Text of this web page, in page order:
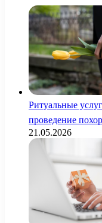
Ритуальные
проведение
21.05.2026